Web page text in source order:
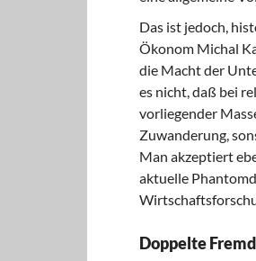
Das ist jedoch,
Ökonom Michal
die Macht der
es nicht, daß bei
vorliegender
Zuwanderung,
Man akzeptiert
aktuelle
Doppelte